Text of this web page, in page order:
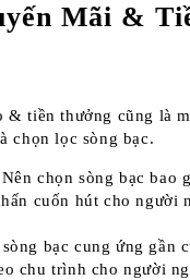
Mãi &
& tiền thưởng cũng là
chọn lọc sòng bạc.
chọn sòng bạc bao
cuốn hút cho người
bạc cung ứng gần
chu trình cho người